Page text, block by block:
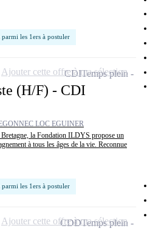
parmi les 1ers à postuler
(H/F) - CDI
LOC EGUINER
la Fondation ILDYS propose un
à tous les âges de la vie. Reconnue
parmi les 1ers à postuler
CDITemps plein
Ajouter cette offre à ma sélection
CDDTemps plein
Ajouter cette offre à ma sélection